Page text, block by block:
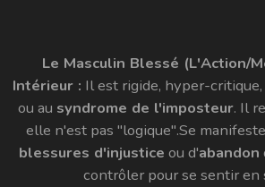
Le Masculin Blessé (L'Action/
Intérieur : Il est rigide, hyper-
ou au syndrome de l'imposteur. Il
elle n'est pas "logique".Se
blessures d'injustice ou d'abandon
contrôler pour se sentir en